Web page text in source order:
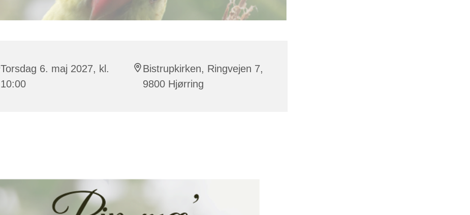
Torsdag 6. maj 2027, kl.
10:00
Bistrupkirken, Ringvejen 7,
9800 Hjørring